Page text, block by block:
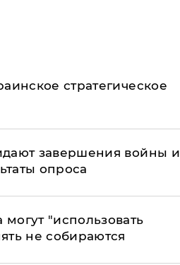
стратегическое
завершения войны и
опроса
"использовать
не собираются